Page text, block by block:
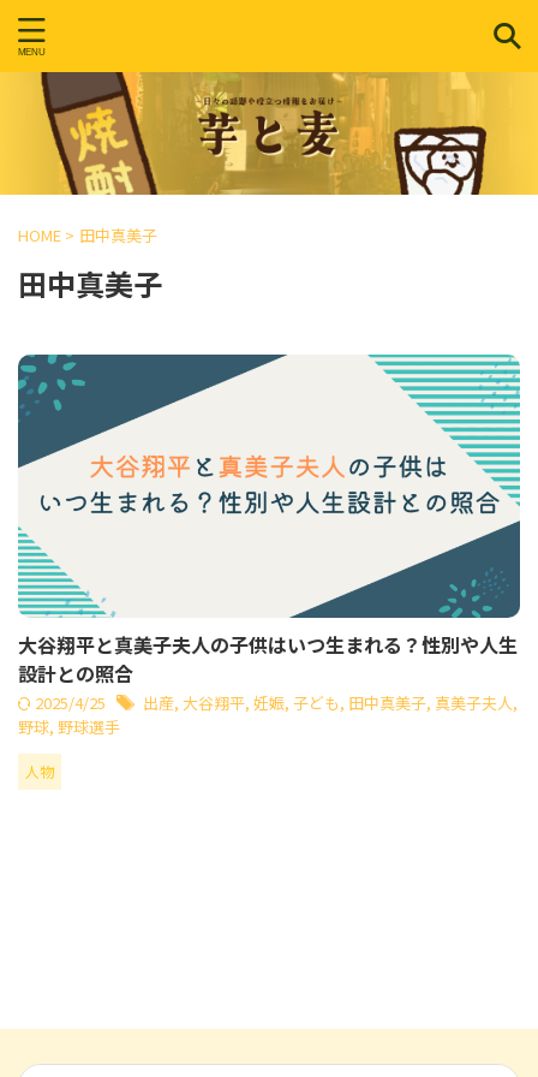
HOME > 田中真美子
田中真美子
大谷翔平と真美子夫人の子供はいつ生まれる？性別や人生
設計との照合
2025/4/25 出産, 大谷翔平, 妊娠, 子ども, 田中真美子, 真美子夫人,
野球, 野球選手
人物